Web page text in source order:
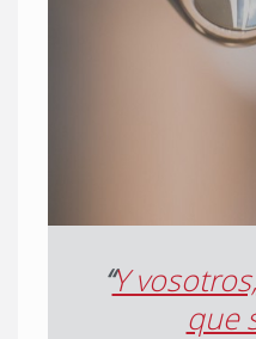
“Y
que